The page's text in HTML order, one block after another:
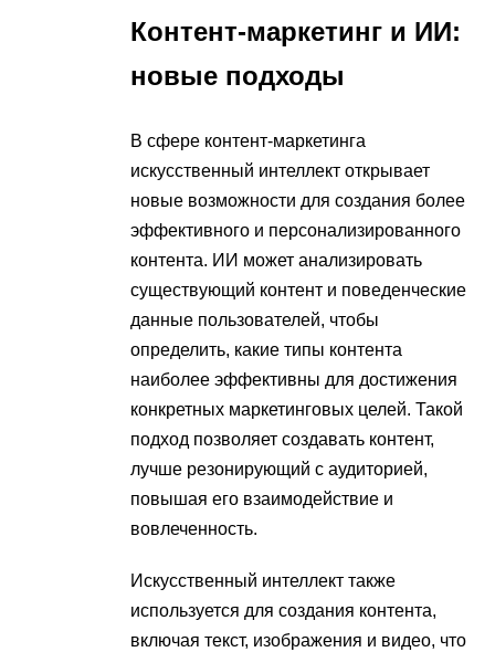
Контент-маркетинг и ИИ:
новые подходы
В сфере контент-маркетинга
искусственный интеллект открывает
новые возможности для создания более
эффективного и персонализированного
контента. ИИ может анализировать
существующий контент и поведенческие
данные пользователей, чтобы
определить, какие типы контента
наиболее эффективны для достижения
конкретных маркетинговых целей. Такой
подход позволяет создавать контент,
лучше резонирующий с аудиторией,
повышая его взаимодействие и
вовлеченность.
Искусственный интеллект также
используется для создания контента,
включая текст, изображения и видео, что